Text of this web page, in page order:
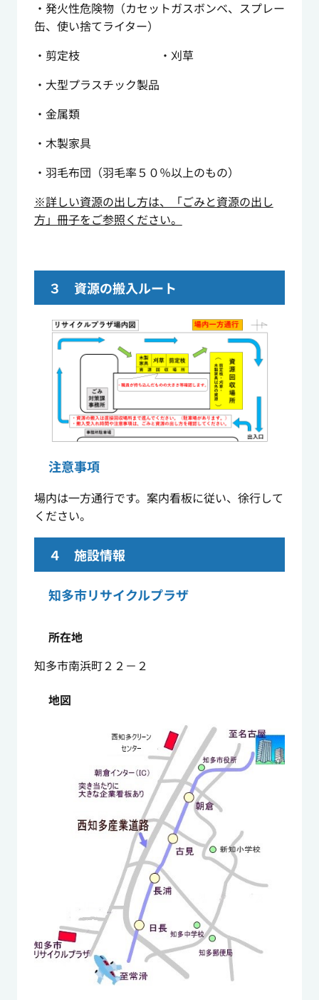
・発火性危険物（カセットガスボンベ、スプレー
缶、使い捨てライター）
・剪定枝 ・刈草
・大型プラスチック製品
・金属類
・木製家具
・羽毛布団（羽毛率５０％以上のもの）
※詳しい資源の出し方は、「ごみと資源の出し
方」冊子をご参照ください。
３ 資源の搬入ルート
注意事項
場内は一方通行です。案内看板に従い、徐行して
ください。
４ 施設情報
知多市リサイクルプラザ
所在地
知多市南浜町２２－２
地図